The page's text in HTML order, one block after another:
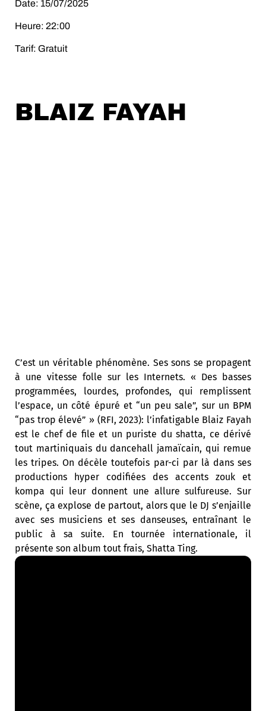
Date: 15/07/2025
Heure: 22:00
Tarif: Gratuit
BLAIZ FAYAH
C’est un véritable phénomène. Ses sons se propagent
à une vitesse folle sur les Internets. « Des basses
programmées, lourdes, profondes, qui remplissent
l’espace, un côté épuré et “un peu sale”, sur un BPM
“pas trop élevé” » (RFI, 2023): l’infatigable Blaiz Fayah
est le chef de file et un puriste du shatta, ce dérivé
tout martiniquais du dancehall jamaïcain, qui remue
les tripes. On décèle toutefois par-ci par là dans ses
productions hyper codifiées des accents zouk et
kompa qui leur donnent une allure sulfureuse. Sur
scène, ça explose de partout, alors que le DJ s’enjaille
avec ses musiciens et ses danseuses, entraînant le
public à sa suite. En tournée internationale, il
présente son album tout frais, Shatta Ting.